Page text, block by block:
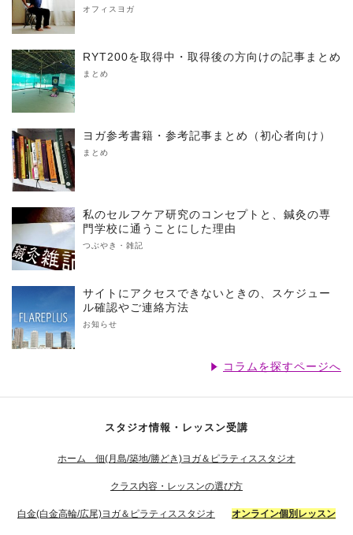
オフィスヨガ
RYT200を取得中・取得後の方向けの記事まとめ
まとめ
ヨガ参考書籍・参考記事まとめ（初心者向け）
まとめ
私のセルフケア研究のコンセプトと、鍼灸の専
門学校に通うことにした理由
つぶやき・雑記
サイトにアクセスできないときの、スケジュー
ル確認やご連絡方法
お知らせ
コラムを探すページへ
スタジオ情報・レッスン受講
ホーム 佃(月島/築地/勝どき)ヨガ＆ピラティススタジオ
クラス内容・レッスンの選び方
白金(白金高輪/広尾)ヨガ＆ピラティススタジオ オンライン個別レッスン